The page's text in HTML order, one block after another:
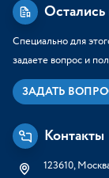
Специально для
задаете вопрос и
ЗАДАТЬ
Контакты
123610,